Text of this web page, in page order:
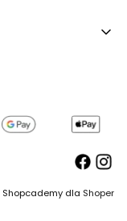
Shopcademy dla Shoper